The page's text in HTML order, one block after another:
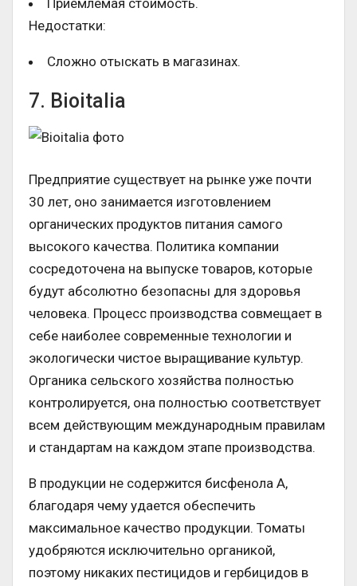
Приемлемая стоимость.
Недостатки:
Сложно отыскать в магазинах.
7. Bioitalia
Предприятие существует на рынке уже почти
30 лет, оно занимается изготовлением
органических продуктов питания самого
высокого качества. Политика компании
сосредоточена на выпуске товаров, которые
будут абсолютно безопасны для здоровья
человека. Процесс производства совмещает в
себе наиболее современные технологии и
экологически чистое выращивание культур.
Органика сельского хозяйства полностью
контролируется, она полностью соответствует
всем действующим международным правилам
и стандартам на каждом этапе производства.
В продукции не содержится бисфенола А,
благодаря чему удается обеспечить
максимальное качество продукции. Томаты
удобряются исключительно органикой,
поэтому никаких пестицидов и гербицидов в